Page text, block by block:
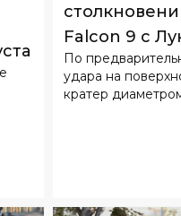
Falcon 9 с
По
удара на
кратер